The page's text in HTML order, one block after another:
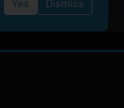
Yes Dismiss